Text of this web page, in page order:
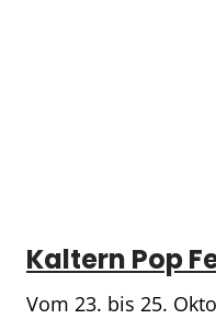
Kaltern Pop
Vom 23. bis 25.